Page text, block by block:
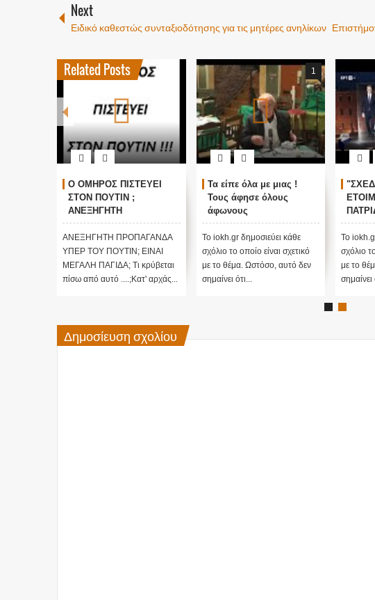
Next
Ειδικό καθεστώς συνταξιοδότησης για τις μητέρες ανηλίκων
Related Posts
Ο ΟΜΗΡΟΣ ΠΙΣΤΕΥΕΙ
ΣΤΟΝ ΠΟΥΤΙΝ ;
ΑΝΕΞΗΓΗΤΗ
ΠΡΟΠΑΓΑΝΔΑ ΥΠΕΡ ΤΟΥ
ΠΟΥΤΙΝ;
ΑΝΕΞΗΓΗΤΗ ΠΡΟΠΑΓΑΝΔΑ
ΥΠΕΡ ΤΟΥ ΠΟΥΤΙΝ; ΕΙΝΑΙ
ΜΕΓΑΛΗ ΠΑΓΙΔΑ; Τι κρύβεται
πίσω από αυτό ....;Κατ' αρχάς...
1
Τα είπε όλα με μιας !
Τους άφησε όλους
άφωνους
Το iokh.gr δημοσιεύει κάθε
σχόλιο το οποίο είναι σχετικό
με το θέμα. Ωστόσο, αυτό δεν
σημαίνει ότι...
ΕΙΠΕ
13/11/
Το
σχόλιο
με το
σημαίνει
Δημοσίευση σχολίου